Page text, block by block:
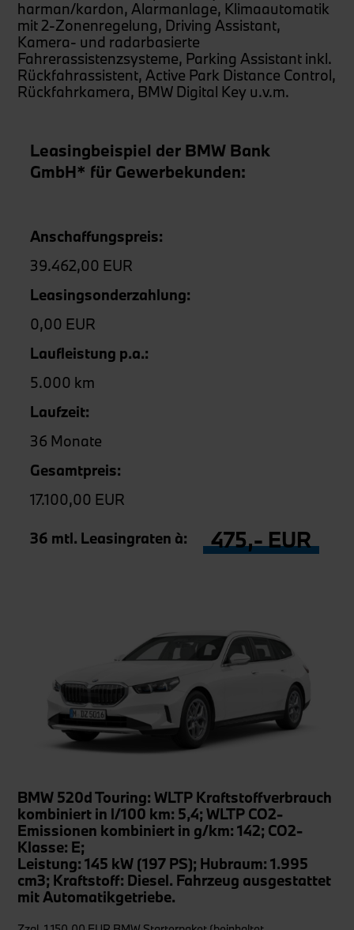
harman/kardon, Alarmanlage, Klimaautomatik
mit 2-Zonenregelung, Driving Assistant,
Kamera- und radarbasierte
Fahrerassistenzsysteme, Parking Assistant inkl.
Rückfahrassistent, Active Park Distance Control,
Rückfahrkamera, BMW Digital Key u.v.m.
Leasingbeispiel der BMW Bank
GmbH* für Gewerbekunden:
Anschaffungspreis:
39.462,00 EUR
Leasingsonderzahlung:
0,00 EUR
Laufleistung p.a.:
5.000 km
Laufzeit:
36 Monate
Gesamtpreis:
17.100,00 EUR
36 mtl. Leasingraten à: 475,- EUR
BMW 520d Touring: WLTP Kraftstoffverbrauch
kombiniert in l/100 km: 5,4; WLTP CO2-
Emissionen kombiniert in g/km: 142; CO2-
Klasse: E;
Leistung: 145 kW (197 PS); Hubraum: 1.995
cm3; Kraftstoff: Diesel. Fahrzeug ausgestattet
mit Automatikgetriebe.